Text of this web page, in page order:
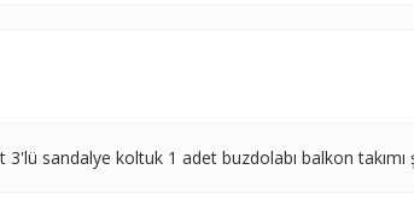
sandalye koltuk 1 adet buzdolabı balkon takımı